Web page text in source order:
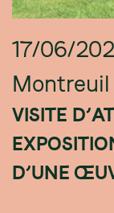
17/06/
VISITE
D’UNE